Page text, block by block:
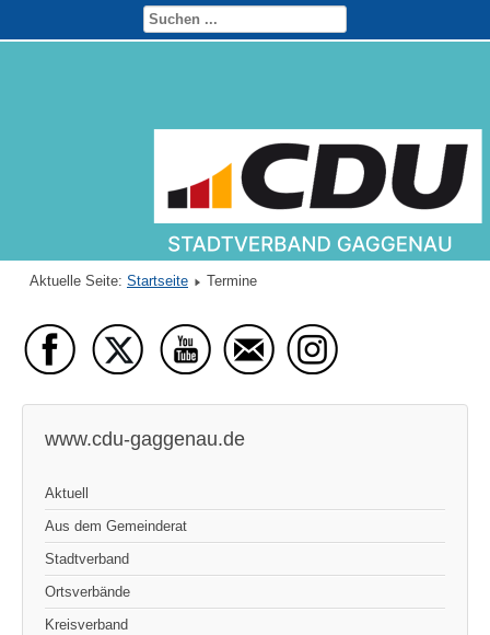
Aktuelle Seite: Startseite Termine
www.cdu-gaggenau.de
Aktuell
Aus dem Gemeinderat
Stadtverband
Ortsverbände
Kreisverband